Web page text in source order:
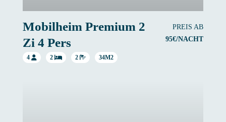
Mobilheim Premium 2
Zi 4 Pers
PREIS AB
95€/NACHT
4 2 2 34M2